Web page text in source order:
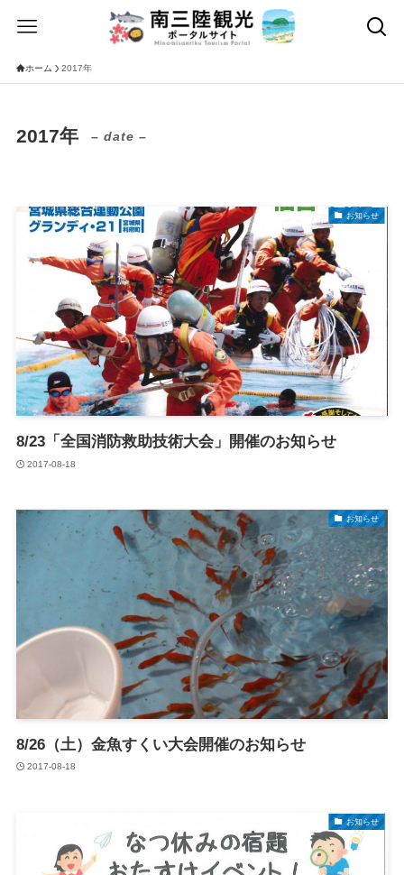
ホーム 2017年
2017年 – date –
お知らせ
8/23「全国消防救助技術大会」開催のお知らせ
2017-08-18
お知らせ
8/26（土）金魚すくい大会開催のお知らせ
2017-08-18
お知らせ